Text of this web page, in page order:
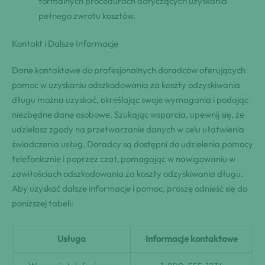
pełnego zwrotu kosztów.
Kontakt i Dalsze Informacje
Dane kontaktowe do profesjonalnych doradców oferujących
pomoc w uzyskaniu odszkodowania za koszty odzyskiwania
długu można uzyskać, określając swoje wymagania i podając
niezbędne dane osobowe. Szukając wsparcia, upewnij się, że
udzielasz zgody na przetwarzanie danych w celu ułatwienia
świadczenia usług. Doradcy są dostępni do udzielenia pomocy
telefonicznie i poprzez czat, pomagając w nawigowaniu w
zawiłościach odszkodowania za koszty odzyskiwania długu.
Aby uzyskać dalsze informacje i pomoc, proszę odnieść się do
poniższej tabeli:
Usługa Informacje kontaktowe